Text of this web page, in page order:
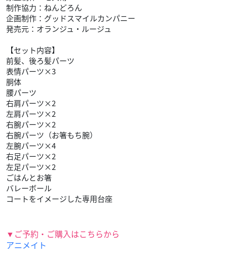
制作協力：ねんどろん
企画制作：グッドスマイルカンパニー
発売元：オランジュ・ルージュ
【セット内容】
前髪、後ろ髪パーツ
表情パーツ×3
胴体
腰パーツ
右肩パーツ×2
左肩パーツ×2
右腕パーツ×2
右腕パーツ（お箸もち腕）
左腕パーツ×4
右足パーツ×2
左足パーツ×2
ごはんとお箸
バレーボール
コートをイメージした専用台座
▼ご予約・ご購入はこちらから
アニメイト